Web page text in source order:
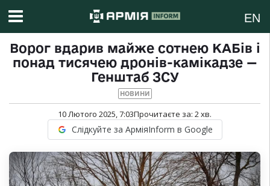
EN
Ворог вдарив майже сотнею КАБів і
понад тисячею дронів-камікадзе —
Генштаб ЗСУ
НОВИНИ
10 Лютого 2025, 7:03Прочитаєте за: 2хв.
Слідкуйте за АрміяInform в Google